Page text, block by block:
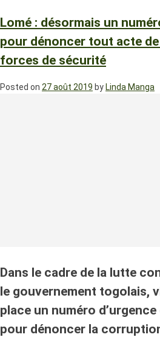
Lomé : désormais un
pour dénoncer tout acte
forces de sécurité
Posted on 27 août 2019 by Linda Manga
Dans le cadre de la lutte
le gouvernement togolais,
place un numéro d’urgence
pour dénoncer la